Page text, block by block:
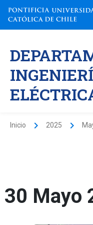
contenido
Inicio 2025
30 Mayo